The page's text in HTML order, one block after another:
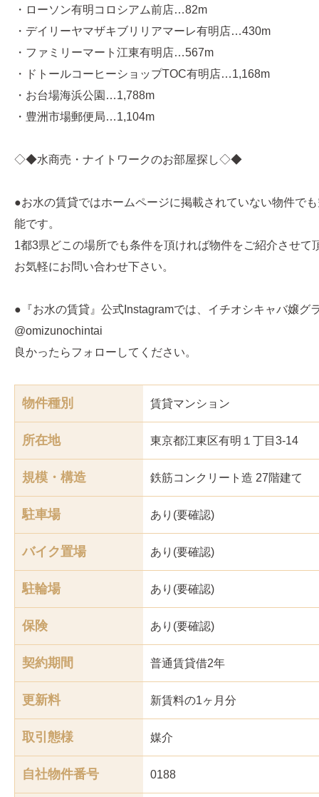
・ローソン有明コロシアム前店…82m
・デイリーヤマザキブリリアマーレ有明店…430m
・ファミリーマート江東有明店…567m
・ドトールコーヒーショップTOC有明店…1,168m
・お台場海浜公園…1,788m
・豊洲市場郵便局…1,104m
◇◆水商売・ナイトワークのお部屋探し◇◆
●お水の賃貸ではホームページに掲載されていない物件で
能です。
1都3県どこの場所でも条件を頂ければ物件をご紹介させて
お気軽にお問い合わせ下さい。
●『お水の賃貸』公式Instagramでは、イチオシキャバ嬢グ
@omizunochintai
良かったらフォローしてください。
物件種別 賃貸マンション
所在地 東京都江東区有明１丁目3-14
規模・構造 鉄筋コンクリート造 27階建て
駐車場 あり(要確認)
バイク置場 あり(要確認)
駐輪場 あり(要確認)
保険 あり(要確認)
契約期間 普通賃貸借2年
更新料 新賃料の1ヶ月分
取引態様 媒介
自社物件番号 0188